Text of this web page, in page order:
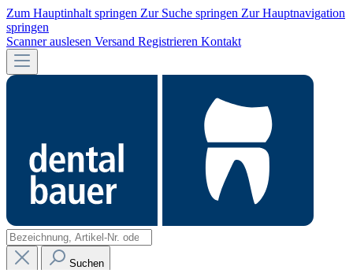
Zum Hauptinhalt springen Zur Suche springen Zur Hauptnavigation
springen
Scanner auslesen Versand Registrieren Kontakt
Suchen